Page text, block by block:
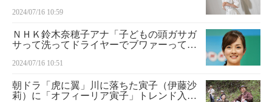
2024/07/16 10:59
ＮＨＫ鈴木奈穂子アナ「子どもの頭ガサガ
サって洗ってドライヤーでブワァーって乾
2024/07/16 10:51
朝ドラ「虎に翼」川に落ちた寅子（伊藤沙
莉）に「オフィーリア寅子」トレンド入